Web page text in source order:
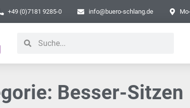
+49 (0)7181 9285-0 info@buero-schlang.de
Besser-Sitzen